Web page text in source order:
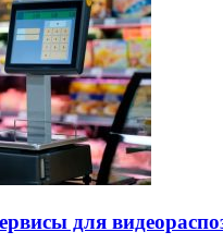
для